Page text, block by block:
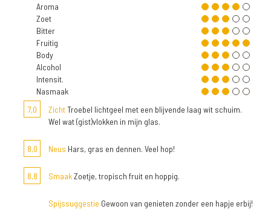
Aroma
Zoet
Bitter
Fruitig
Body
Alcohol
Intensit.
Nasmaak
7,0
ZichtTroebel lichtgeel met een blijvende laag wit schuim.
Wel wat (gist)vlokken in mijn glas.
8,0 Neus Hars, gras en dennen. Veel hop!
8,8 SmaakZoetje, tropisch fruit en hoppig.
Spijssuggestie Gewoon van genieten zonder een hapje erbij!